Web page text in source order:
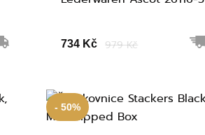
734 Kč 979 Kč
- 50%